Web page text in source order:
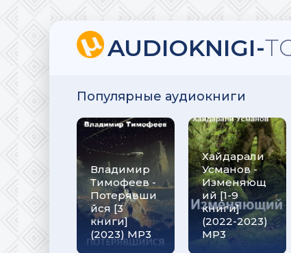
AUDIOKNIGI-
Популярные аудиокниги
Владимир
Тимофеев -
Потерявши
йся [3
книги]
(2023) МР3
Хайдарали
Усманов -
Изменяющ
ий [1-9
книги]
(2022-2023)
МР3